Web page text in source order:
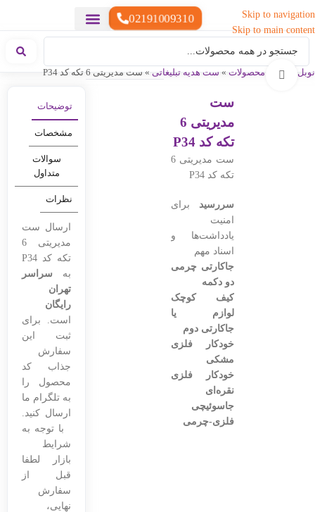
Skip to navigation
Skip to main content
02191009310
نوبل گیفت »محصولات » ست هدیه تبلیغاتی » ست مدیریتی 6 تکه کد P34 بزرگنمایی تصویر
ست
مدیریتی 6
تکه کد P34
ست مدیریتی 6
تکه کد P34
سررسید برای
امنیت
یادداشت‌ها و
اسناد مهم
جاکارتی چرمی
دو دکمه
کیف کوچک
لوازم یا
جاکارتی دوم
خودکار فلزی
مشکی
خودکار فلزی
نقره‌ای
جاسوئیچی
فلزی-چرمی
توضیحات
مشخصات
سوالات
متداول
نظرات
ارسال ست
مدیریتی 6
تکه کد P34
به سراسر
تهران
رایگان
است. برای
ثبت این
سفارش
جذاب کد
محصول را
به تلگرام ما
ارسال کنید.
با توجه به
شرایط
بازار لطفا
قبل از
سفارش
نهایی،